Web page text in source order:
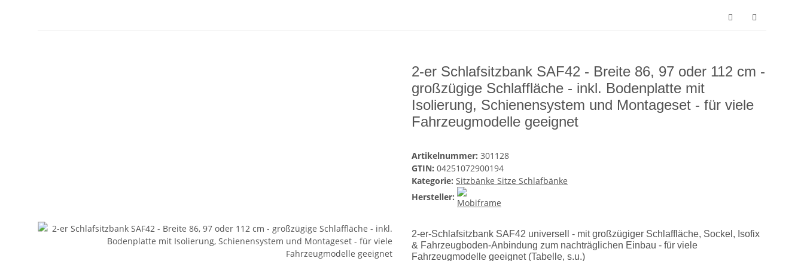
2-er Schlafsitzbank SAF42 - Breite 86, 97 oder 112 cm -
großzügige Schlaffläche - inkl. Bodenplatte mit
Isolierung, Schienensystem und Montageset - für viele
Fahrzeugmodelle geeignet
Artikelnummer: 301128
GTIN: 04251072900194
Kategorie: Sitzbänke Sitze Schlafbänke
Hersteller:
2-er-Schlafsitzbank SAF42 universell - mit großzügiger Schlaffläche, Sockel, Isofix
& Fahrzeugboden-Anbindung zum nachträglichen Einbau - für viele
Fahrzeugmodelle geeignet (Tabelle, s.u.)